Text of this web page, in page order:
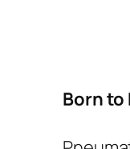
Born to